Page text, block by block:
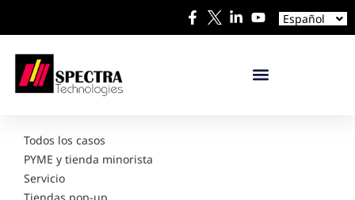
Español
日本語
Todos los casos
PYME y tienda minorista
Servicio
Tiendas pop-up